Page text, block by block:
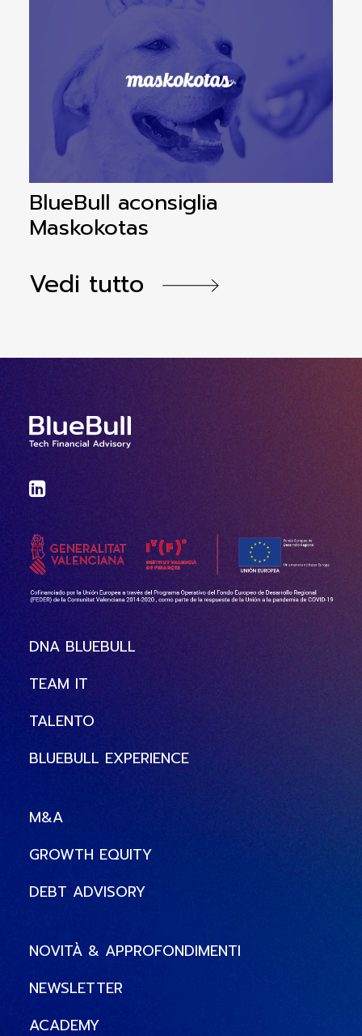
BlueBull aconsiglia
Maskokotas
Vedi tutto
DNA BLUEBULL
TEAM IT
TALENTO
BLUEBULL EXPERIENCE
M&A
GROWTH EQUITY
DEBT ADVISORY
NOVITÀ & APPROFONDIMENTI
NEWSLETTER
ACADEMY